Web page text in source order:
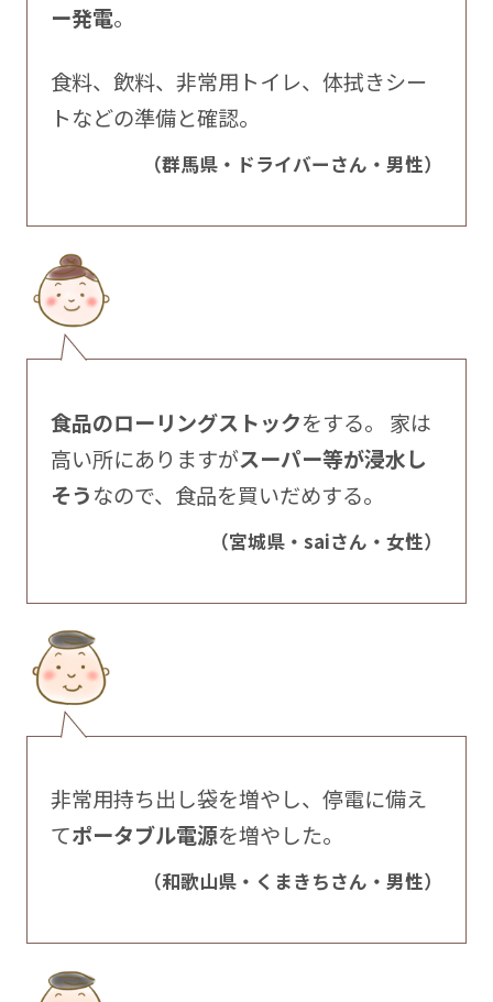
ー発電。
食料、飲料、非常用トイレ、体拭きシー
トなどの準備と確認。
（群馬県・ドライバーさん・男性）
食品のローリングストックをする。 家は
高い所にありますがスーパー等が浸水し
そうなので、食品を買いだめする。
（宮城県・saiさん・女性）
非常用持ち出し袋を増やし、停電に備え
てポータブル電源を増やした。
（和歌山県・くまきちさん・男性）